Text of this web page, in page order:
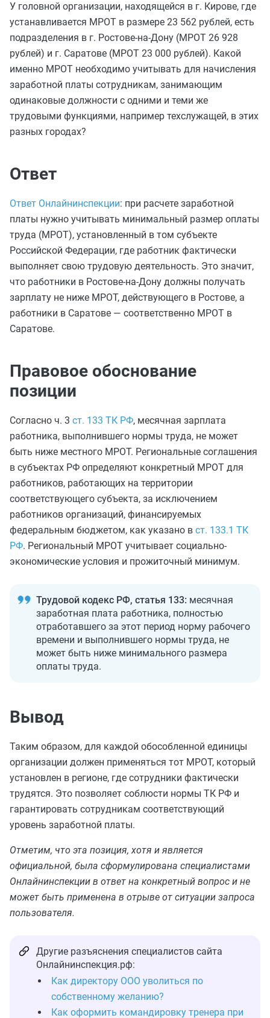
У головной организации, находящейся в г. Кирове, где
устанавливается МРОТ в размере 23 562 рублей, есть
подразделения в г. Ростове-на-Дону (МРОТ 26 928
рублей) и г. Саратове (МРОТ 23 000 рублей). Какой
именно МРОТ необходимо учитывать для начисления
заработной платы сотрудникам, занимающим
одинаковые должности с одними и теми же
трудовыми функциями, например техслужащей, в этих
разных городах?
Ответ
Ответ Онлайнинспекции: при расчете заработной
платы нужно учитывать минимальный размер оплаты
труда (МРОТ), установленный в том субъекте
Российской Федерации, где работник фактически
выполняет свою трудовую деятельность. Это значит,
что работники в Ростове-на-Дону должны получать
зарплату не ниже МРОТ, действующего в Ростове, а
работники в Саратове — соответственно МРОТ в
Саратове.
Правовое обоснование
позиции
Согласно ч. 3 ст. 133 ТК РФ, месячная зарплата
работника, выполнившего нормы труда, не может
быть ниже местного МРОТ. Региональные соглашения
в субъектах РФ определяют конкретный МРОТ для
работников, работающих на территории
соответствующего субъекта, за исключением
работников организаций, финансируемых
федеральным бюджетом, как указано в ст. 133.1 ТК
РФ. Региональный МРОТ учитывает социально-
экономические условия и прожиточный минимум.
Трудовой кодекс РФ, статья 133: месячная
заработная плата работника, полностью
отработавшего за этот период норму рабочего
времени и выполнившего нормы труда, не
может быть ниже минимального размера
оплаты труда.
Вывод
Таким образом, для каждой обособленной единицы
организации должен применяться тот МРОТ, который
установлен в регионе, где сотрудники фактически
трудятся. Это позволяет соблюсти нормы ТК РФ и
гарантировать сотрудникам соответствующий
уровень заработной платы.
Отметим, что эта позиция, хотя и является
официальной, была сформулирована специалистами
Онлайнинспекции в ответ на конкретный вопрос и не
может быть применена в отрыве от ситуации запроса
пользователя.
Другие разъяснения специалистов сайта
Онлайнинспекция.рф:
Как директору ООО уволиться по
собственному желанию?
Как оформить командировку тренера при